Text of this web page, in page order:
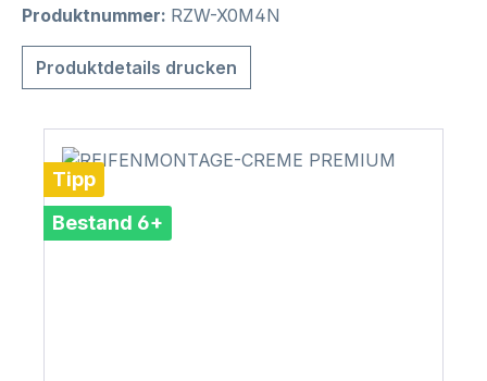
Produktnummer: RZW-X0M4N
Produktdetails drucken
Tipp
Bestand 6+